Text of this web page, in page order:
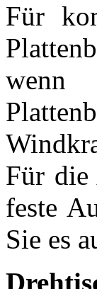
Für
wenn
Für die
feste
Sie es